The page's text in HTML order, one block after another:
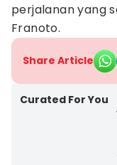
perjalanan yang
Franoto.
Share Article
Curated For You